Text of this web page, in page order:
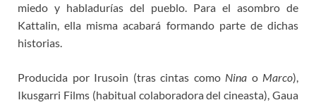
miedo y habladurías del pueblo. Para el asombro de
Kattalin, ella misma acabará formando parte de dichas
historias.
Producida por Irusoin (tras cintas como Nina o Marco),
Ikusgarri Films (habitual colaboradora del cineasta), Gaua